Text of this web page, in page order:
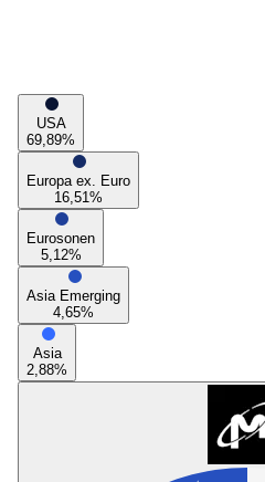
USA
69,89%
Europa ex. Euro
16,51%
Eurosonen
5,12%
Asia Emerging
4,65%
Asia
2,88%